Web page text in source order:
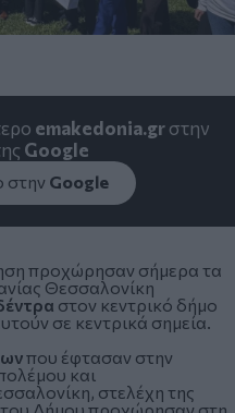
emakedonia.grστην
Google
στην Google
προχώρησαν σήμερα τα
Θεσσαλονίκη
στον κεντρικό δήμο
σε κεντρικά σημεία.
που έφτασαν στην
και
, στελέχη της